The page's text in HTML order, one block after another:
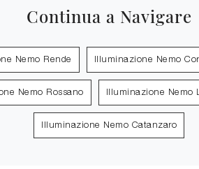
Continua a Navigare
Nemo Rende Illuminazione Nemo
Nemo Rossano Illuminazione Nemo
Illuminazione Nemo Catanzaro